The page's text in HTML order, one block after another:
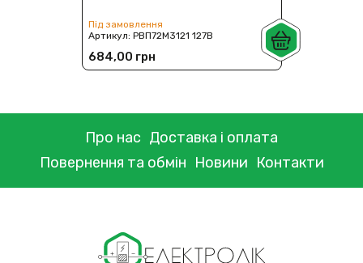
Під замовлення
Артикул:РВП72М3121 127В
684,00 грн
Про нас Доставка і оплата
Повернення та обмін Новини Контакти